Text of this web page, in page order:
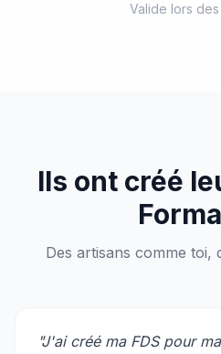
Valide lors
Ils ont créé
Des artisans comme toi,
"J'ai créé ma FDS pour